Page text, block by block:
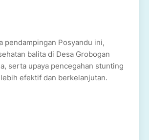
pendampingan Posyandu ini,
balita di Desa Grobogan
serta upaya pencegahan stunting
efektif dan berkelanjutan.